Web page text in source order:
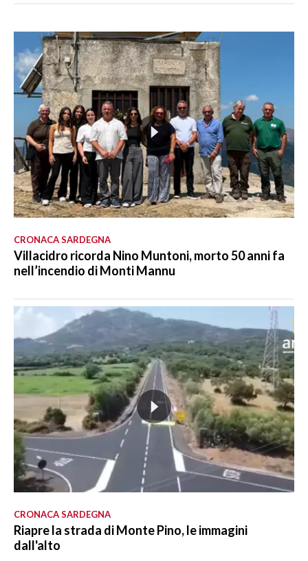
CRONACA SARDEGNA
Villacidro ricorda Nino Muntoni, morto 50 anni fa
nell’incendio di Monti Mannu
CRONACA SARDEGNA
Riapre la strada di Monte Pino, le immagini
dall'alto